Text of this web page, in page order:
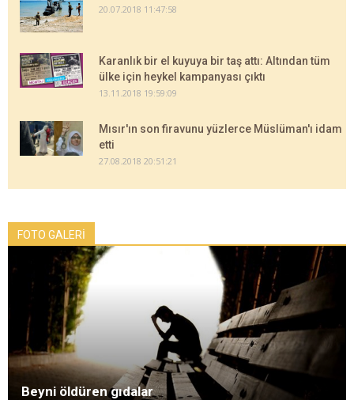
20.07.2018 11:47:58
Karanlık bir el kuyuya bir taş attı: Altından tüm
ülke için heykel kampanyası çıktı
13.11.2018 19:59:09
Mısır'ın son firavunu yüzlerce Müslüman'ı idam
etti
27.08.2018 20:51:21
FOTO GALERİ
Beyni öldüren gıdalar